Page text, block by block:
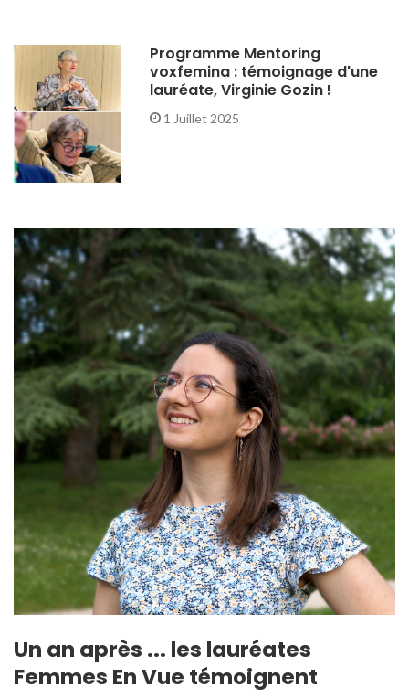
Programme Mentoring
voxfemina : témoignage d'une
lauréate, Virginie Gozin !
1 Juillet 2025
Un an après ... les lauréates
Femmes En Vue témoignent